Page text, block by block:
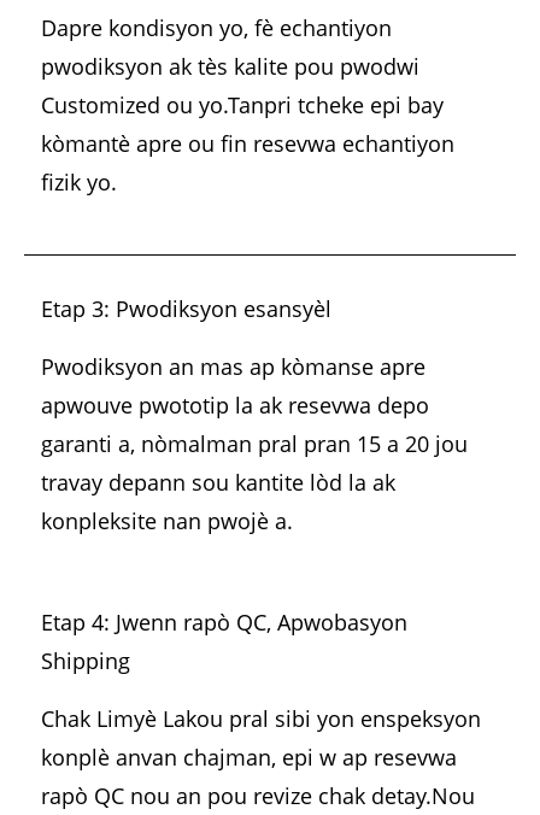
Dapre kondisyon yo, fè echantiyon
pwodiksyon ak tès kalite pou pwodwi
Customized ou yo.Tanpri tcheke epi bay
kòmantè apre ou fin resevwa echantiyon
fizik yo.
Etap 3: Pwodiksyon esansyèl
Pwodiksyon an mas ap kòmanse apre
apwouve pwototip la ak resevwa depo
garanti a, nòmalman pral pran 15 a 20 jou
travay depann sou kantite lòd la ak
konpleksite nan pwojè a.
Etap 4: Jwenn rapò QC, Apwobasyon
Shipping
Chak Limyè Lakou pral sibi yon enspeksyon
konplè anvan chajman, epi w ap resevwa
rapò QC nou an pou revize chak detay.Nou